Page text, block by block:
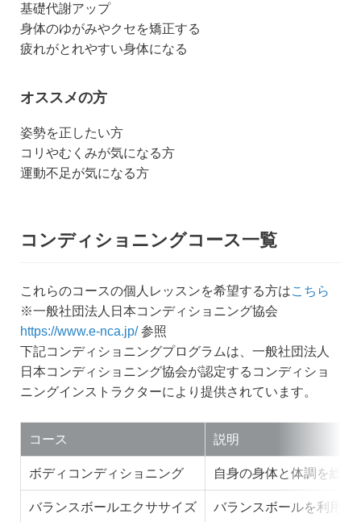
基礎代謝アップ
身体のゆがみやクセを矯正する
疲れがとれやすい身体になる
オススメの方
姿勢を正したい方
コリやむくみが気になる方
運動不足が気になる方
コンディショニングコース一覧
これらのコースの個人レッスンを希望する方はこちら
※一般社団法人日本コンディショニング協会
https://www.e-nca.jp/参照
下記コンディショニングプログラムは、一般社団法人
日本コンディショニング協会が認定するコンディショ
ニングインストラクターにより提供されています。
コース 説明
ボディコンディショニング 自身の身体と体調を総
バランスボールエクササイズ バランスボールを利用し